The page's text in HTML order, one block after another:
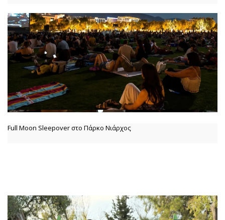
Full Moon Sleepover στο Πάρκο Νιάρχος